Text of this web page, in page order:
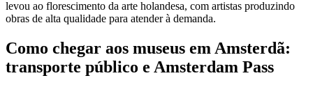
levou ao florescimento da arte holandesa, com artistas produzindo
obras de alta qualidade para atender à demanda.
Como chegar aos museus em Amsterdã:
transporte público e Amsterdam Pass